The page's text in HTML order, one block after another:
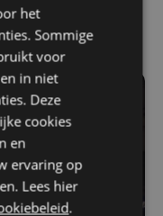
drie rijstroken
het
Sommige
voor
in niet
Deze
cookies
en
ervaring op
Lees hier
.